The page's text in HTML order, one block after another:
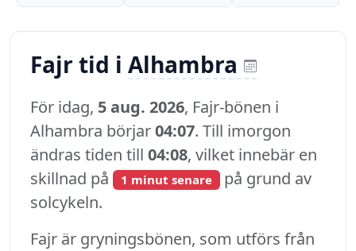
Fajr tid i Alhambra
För idag, 5 aug. 2026, Fajr-bönen i
Alhambra börjar04:07. Till imorgon
ändras tiden till 04:08, vilket innebär en
skillnad på
1 minut senare på grund av
solcykeln.
Fajr är gryningsbönen, som utförs från